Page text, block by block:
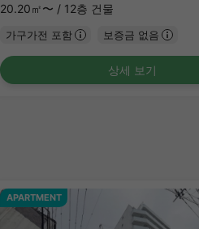
20.20㎡〜 / 12층 건물
가구가전 포함 보증금 없음
상세 보기
APARTMENT